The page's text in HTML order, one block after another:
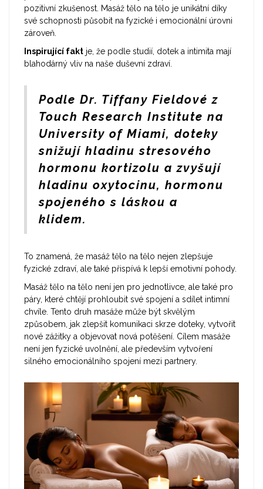
pozitivní zkušenost. Masáž tělo na tělo je unikátní díky
své schopnosti působit na fyzické i emocionální úrovni
zároveň.
Inspirující fakt je, že podle studií, dotek a intimita mají
blahodárný vliv na naše duševní zdraví.
Podle Dr. Tiffany Fieldové z
Touch Research Institute na
University of Miami, doteky
snižují hladinu stresového
hormonu kortizolu a zvyšují
hladinu oxytocinu, hormonu
spojeného s láskou a
klidem.
To znamená, že masáž tělo na tělo nejen zlepšuje
fyzické zdraví, ale také přispívá k lepší emotivní pohody.
Masáž tělo na tělo není jen pro jednotlivce, ale také pro
páry, které chtějí prohloubit své spojení a sdílet intimní
chvíle. Tento druh masáže může být skvělým
způsobem, jak zlepšit komunikaci skrze doteky, vytvořit
nové zážitky a objevovat nová potěšení. Cílem masáže
není jen fyzické uvolnění, ale především vytvoření
silného emocionálního spojení mezi partnery.